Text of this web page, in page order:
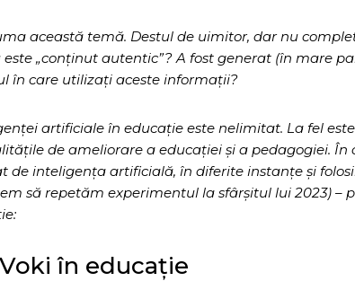
această temă. Destul de uimitor, dar nu
„conținut autentic”? A fost generat (în mare
în care utilizați aceste informații?
artificiale în educație este nelimitat. La fel
de ameliorare a educației și a pedagogiei. În
de inteligența artificială, în diferite instanțe și
să repetăm experimentul la sfârșitul lui 2023)
în educație